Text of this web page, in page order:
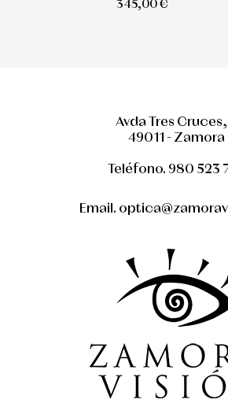
345,00 €
Avda Tres Cruces,
49011 - Zamora
Teléfono. 980 523
Email.